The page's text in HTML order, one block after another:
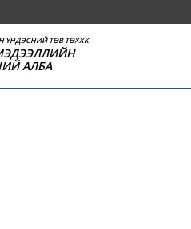
ҮНДЭСНИЙ ТӨВ ТӨХХК
АЛБА